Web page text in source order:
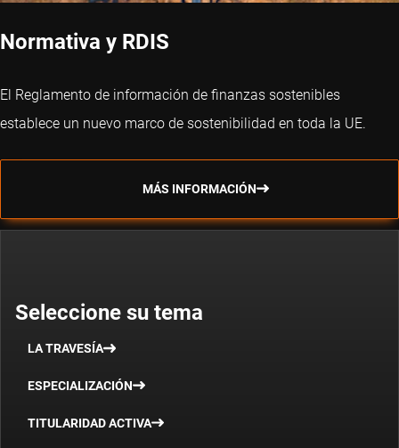
Normativa y RDIS
El Reglamento de información de finanzas sostenibles
establece un nuevo marco de sostenibilidad en toda la UE.
MÁS INFORMACIÓN
Seleccione su tema
LA TRAVESÍA
ESPECIALIZACIÓN
TITULARIDAD ACTIVA